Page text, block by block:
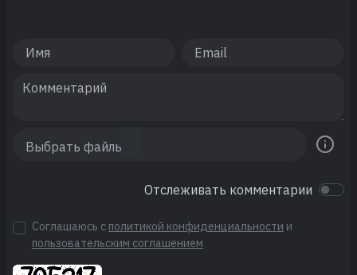
Отслеживать комментарии
Соглашаюсь с политикой конфиденциальности и
пользовательским соглашением